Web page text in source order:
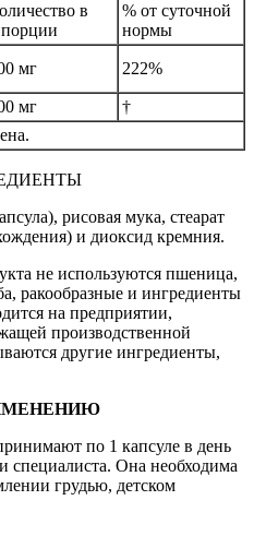
в
% от суточной
нормы
мг 222%
мг
†
рисовая мука, стеарат
и диоксид кремния.
не используются пшеница,
ракообразные и ингредиенты
на предприятии,
производственной
другие ингредиенты,
по 1 капсуле в день
специалиста. Она необходима
грудью, детском